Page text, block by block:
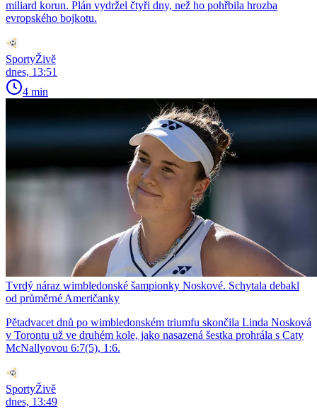
miliard korun. Plán vydržel čtyři dny, než ho pohřbila hrozba
evropského bojkotu.
SportyŽivě
dnes, 13:51
4 min
Tvrdý náraz wimbledonské šampionky Noskové. Schytala debakl
od průměrné Američanky
Pětadvacet dnů po wimbledonském triumfu skončila Linda Nosková
v Torontu už ve druhém kole, jako nasazená šestka prohrála s Caty
McNallyovou 6:7(5), 1:6.
SportyŽivě
dnes, 13:49